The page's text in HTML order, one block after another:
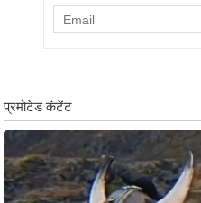
न
ज
त
बॉ